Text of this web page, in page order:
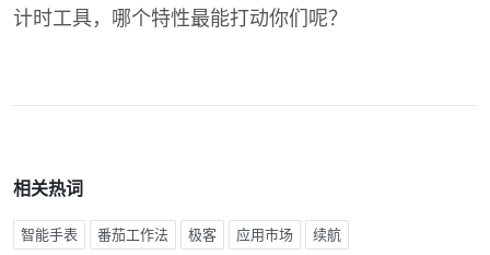
计时工具，哪个特性最能打动你们呢？
相关热词
智能手表 番茄工作法 极客 应用市场 续航